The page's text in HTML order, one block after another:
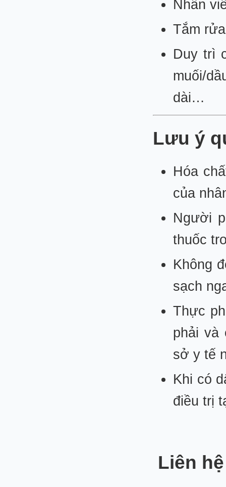
Nhân
Tắm
Duy trì
muối/
dài…
Lưu ý
Hóa
của
Người
thuốc
Không
sạch
Thực
phải và
sở y tế
Khi có
điều trị
Liên